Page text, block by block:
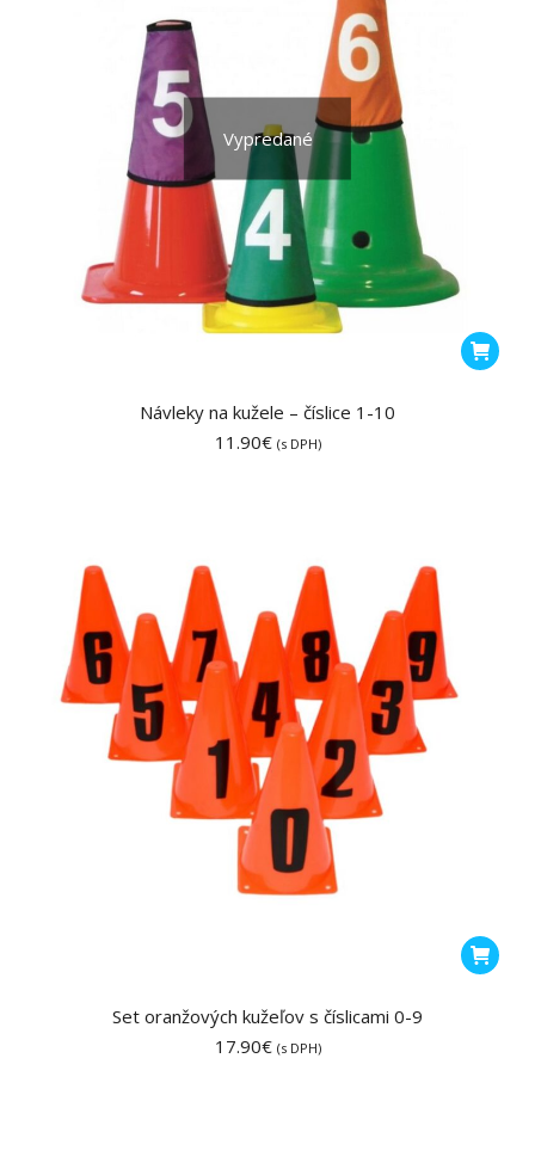
Vypredané
Návleky na kužele – číslice 1-10
11.90€ (s DPH)
Set oranžových kužeľov s číslicami 0-9
17.90€ (s DPH)